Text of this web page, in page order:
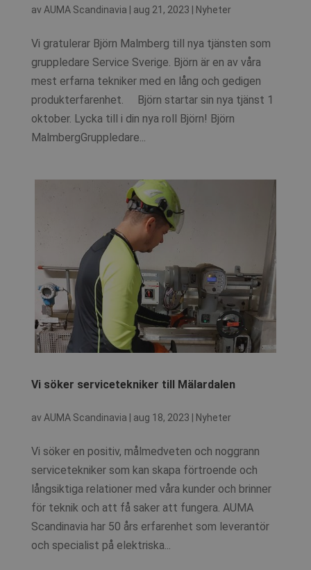
av AUMA Scandinavia aug 21, 2023 Nyheter
Vi gratulerar Björn Malmberg till nya tjänsten som
gruppledare Service Sverige. Björn är en av våra
mest erfarna tekniker med en lång och gedigen
produkterfarenhet. Björn startar sin nya tjänst 1
oktober. Lycka till i din nya roll Björn! Björn
MalmbergGruppledare...
Vi söker servicetekniker till Mälardalen
av AUMA Scandinavia aug 18, 2023 Nyheter
Vi söker en positiv, målmedveten och noggrann
servicetekniker som kan skapa förtroende och
långsiktiga relationer med våra kunder och brinner
för teknik och att få saker att fungera. AUMA
Scandinavia har 50 års erfarenhet som leverantör
och specialist på elektriska...